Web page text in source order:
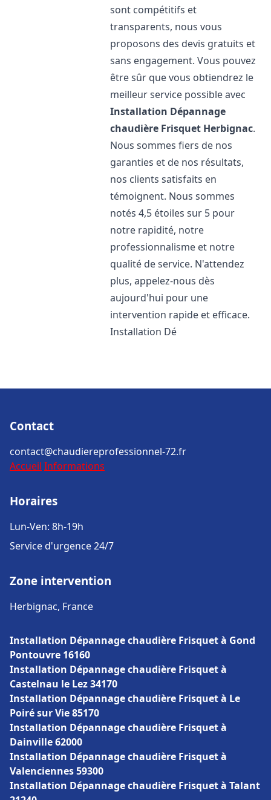
sont compétitifs et
transparents, nous vous
proposons des devis gratuits et
sans engagement. Vous pouvez
être sûr que vous obtiendrez le
meilleur service possible avec
Installation Dépannage
chaudière Frisquet Herbignac.
Nous sommes fiers de nos
garanties et de nos résultats,
nos clients satisfaits en
témoignent. Nous sommes
notés 4,5 étoiles sur 5 pour
notre rapidité, notre
professionnalisme et notre
qualité de service. N'attendez
plus, appelez-nous dès
aujourd'hui pour une
intervention rapide et efficace.
Installation Dé
Contact
contact@chaudiereprofessionnel-72.fr
Accueil Informations
Horaires
Lun-Ven: 8h-19h
Service d'urgence 24/7
Zone intervention
Herbignac, France
Installation Dépannage chaudière Frisquet à Gond
Pontouvre 16160
Installation Dépannage chaudière Frisquet à
Castelnau le Lez 34170
Installation Dépannage chaudière Frisquet à Le
Poiré sur Vie 85170
Installation Dépannage chaudière Frisquet à
Dainville 62000
Installation Dépannage chaudière Frisquet à
Valenciennes 59300
Installation Dépannage chaudière Frisquet à Talant